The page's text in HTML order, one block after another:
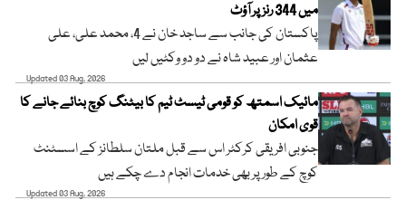
میں 344 رنز پر آؤٹ
پاکستان کی جانب سے ساجد خان نے 4، محمد علی، علی
عثمان اور عبید شاہ نے دو دو وکٹیں لیں
Updated 03 Aug, 2026
مائیک اسمتھ کو قومی ٹیسٹ ٹیم کا بیٹنگ کوچ بنائے جانے کا
قوی امکان
جنوبی افریقی کرکٹر اس سے قبل ملتان سلطانز کے اسسٹنٹ
کوچ کے طور پر بھی خدمات انجام دے چکے ہیں
Updated 03 Aug, 2026